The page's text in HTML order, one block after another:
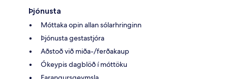
Þjónusta
Móttaka opin allan sólarhringinn
Þjónusta gestastjóra
Aðstoð við miða-/ferðakaup
Ókeypis dagblöð í móttöku